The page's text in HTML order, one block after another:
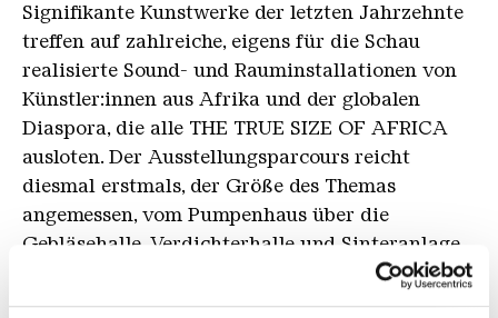
Signifikante Kunstwerke der letzten Jahrzehnte
treffen auf zahlreiche, eigens für die Schau
realisierte Sound- und Rauminstallationen von
Künstler:innen aus Afrika und der globalen
Diaspora, die alle THE TRUE SIZE OF AFRICA
ausloten. Der Ausstellungsparcours reicht
diesmal erstmals, der Größe des Themas
angemessen, vom Pumpenhaus über die
Gebläsehalle, Verdichterhalle und Sinteranlage